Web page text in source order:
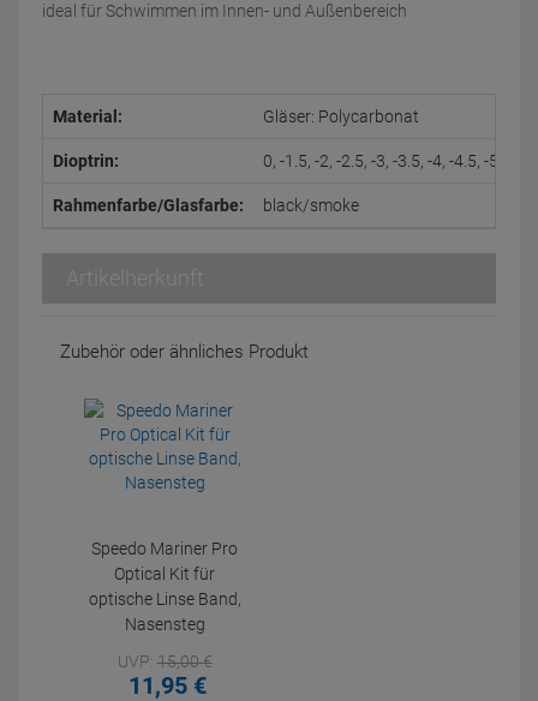
ideal für Schwimmen im Innen- und Außenbereich
Material: Gläser: Polycarbonat
Dioptrin: 0, -1.5, -2, -2.5, -3, -3.5, -4, -4.5, -5, -
Rahmenfarbe/Glasfarbe: black/smoke
Artikelherkunft
Zubehör oder ähnliches Produkt
Speedo Mariner Pro
Optical Kit für
optische Linse Band,
Nasensteg
UVP:15,00€
11,95 €